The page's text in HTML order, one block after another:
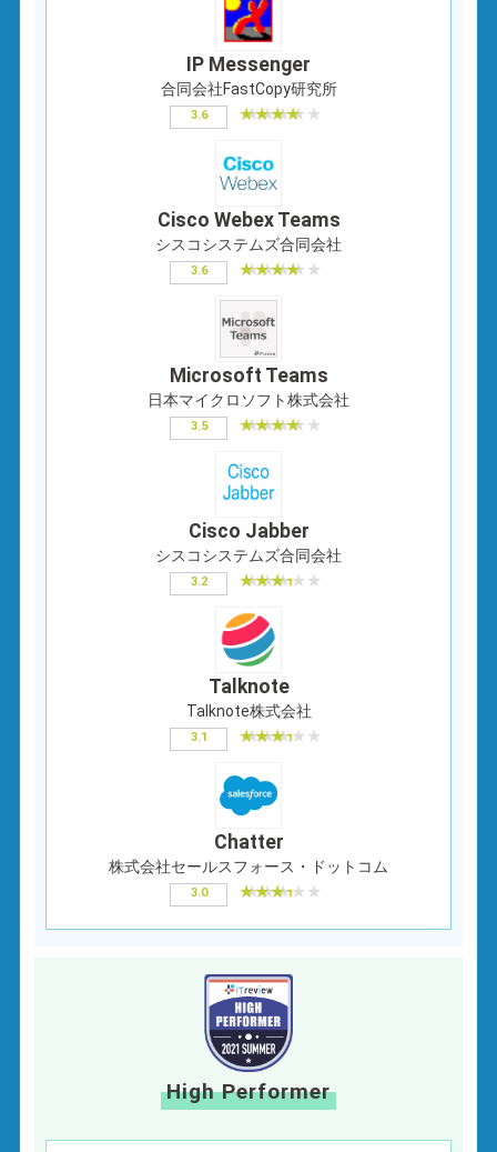
IP Messenger
合同会社FastCopy研究所
3.6
Cisco Webex Teams
シスコシステムズ合同会社
3.6
Microsoft Teams
日本マイクロソフト株式会社
3.5
Cisco Jabber
シスコシステムズ合同会社
3.2
Talknote
Talknote株式会社
3.1
Chatter
株式会社セールスフォース・ドットコム
3.0
High Performer